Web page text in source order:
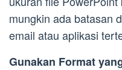
mungkin ada batasan
email atau aplikasi
Gunakan Format